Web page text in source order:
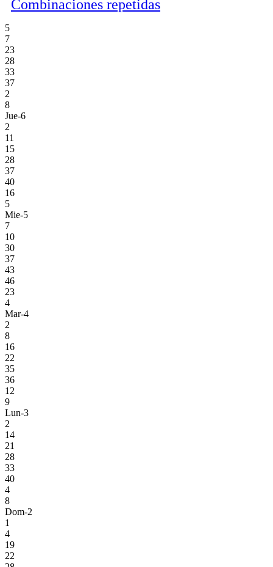
Combinaciones repetidas
5
7
23
28
33
37
2
8
Jue-6
2
11
15
28
37
40
16
5
Mie-5
7
10
30
37
43
46
23
4
Mar-4
2
8
16
22
35
36
12
9
Lun-3
2
14
21
28
33
40
4
8
Dom-2
1
4
19
22